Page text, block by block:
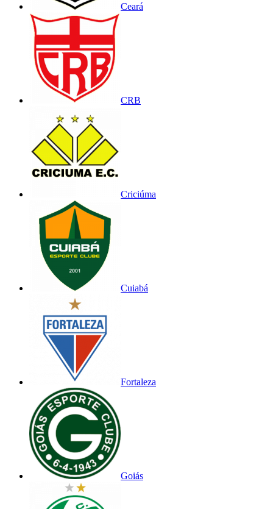
Ceará
CRB
Criciúma
Cuiabá
Fortaleza
Goiás